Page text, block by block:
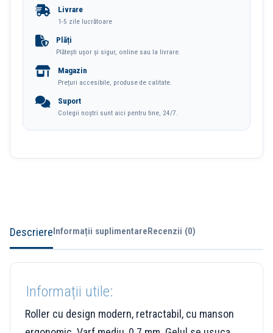
Mecanism
Negru
Bic
Livrare
1-5 zile lucrătoare
Plăți
Plătești ușor și sigur, online sau la livrare.
Magazin
Prețuri accesibile, produse de calitate.
Suport
Colegii noștri sunt aici pentru tine, 24/7.
DescriereInformații suplimentareRecenzii (0)
Informații utile:
Roller cu design modern, retractabil, cu manson